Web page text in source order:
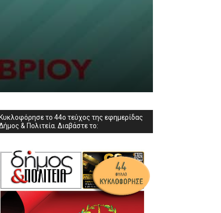
το 44ο τεύχος της εφημερίδας
& Πολιτεία. Διαβάστε το: